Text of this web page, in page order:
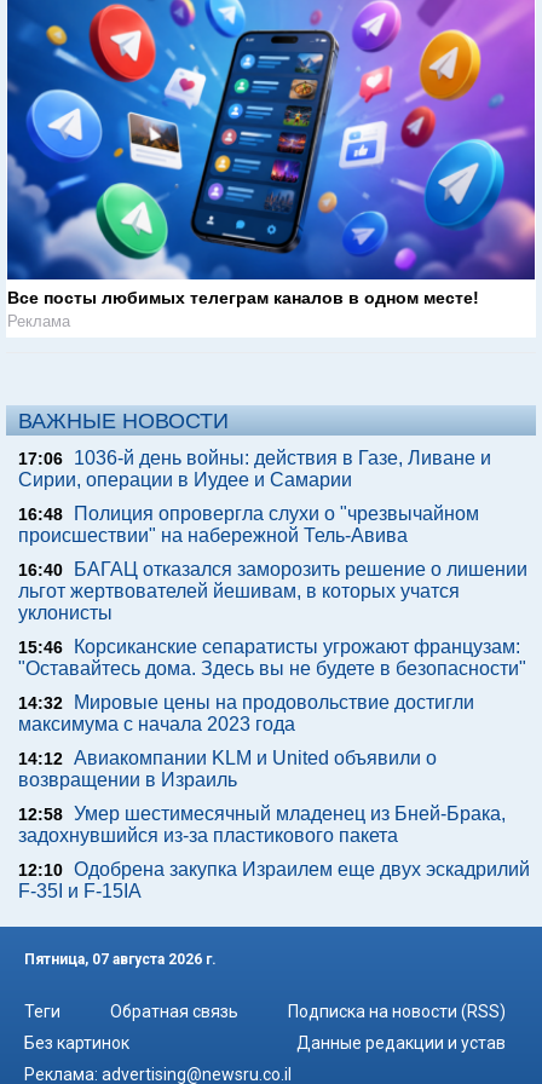
Все посты любимых телеграм каналов в одном месте!
Реклама
ВАЖНЫЕ НОВОСТИ
17:06
1036-й день войны: действия в Газе, Ливане и
Сирии, операции в Иудее и Самарии
16:48
Полиция опровергла слухи о "чрезвычайном
происшествии" на набережной Тель-Авива
16:40
БАГАЦ отказался заморозить решение о лишении
льгот жертвователей йешивам, в которых учатся
уклонисты
15:46
Корсиканские сепаратисты угрожают французам:
"Оставайтесь дома. Здесь вы не будете в безопасности"
14:32
Мировые цены на продовольствие достигли
максимума с начала 2023 года
14:12 Авиакомпании KLM и United объявили о
возвращении в Израиль
12:58 Умер шестимесячный младенец из Бней-Брака,
задохнувшийся из-за пластикового пакета
12:10 Одобрена закупка Израилем еще двух эскадрилий
F-35I и F-15IA
Пятница, 07 августа 2026 г.
Теги Обратная связь
Подписка на новости (RSS)
Без картинок
Данные редакции и устав
Реклама: advertising@newsru.co.il